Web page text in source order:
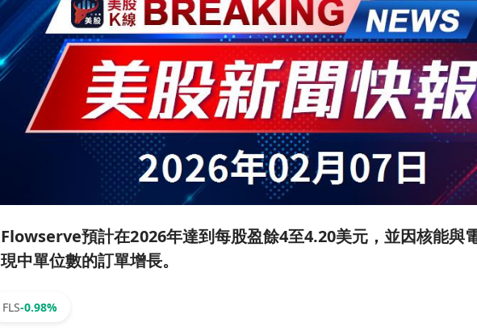
Flowserve預計在2026年達到每股盈餘4至4.20美元，並因核能與
現中單位數的訂單增長。
FLS-0.98%